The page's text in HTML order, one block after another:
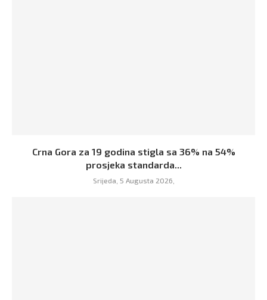
Crna Gora za 19 godina stigla sa 36% na 54%
prosjeka standarda...
Srijeda, 5 Augusta 2026,